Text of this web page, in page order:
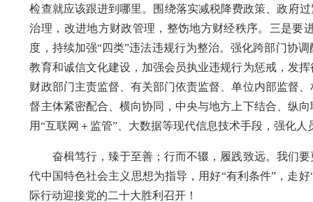
检查就应该跟进到哪里。围绕落实减税降费政策、政府
治理，改进地方财政管理，整饬地方财经秩序。三是要
度，持续加强“四类”违法违规行为整治。强化跨部门协
教育和诚信文化建设，加强会员执业违规行为惩戒，发
财政部门主责监督、有关部门依责监督、单位内部监督
督主体紧密配合、横向协同，中央与地方上下结合、纵
用“互联网＋监管”、大数据等现代信息技术手段，强化
奋楫笃行，臻于至善；行而不辍，履践致远。我们要
代中国特色社会主义思想为指导，用好“有利条件”，走
际行动迎接党的二十大胜利召开！